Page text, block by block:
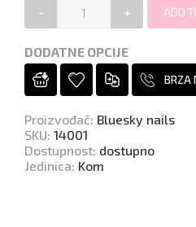
- +
DODATNE OPCIJE
BRZA
Proizvođač: Bluesky nails
SKU: 14001
Dostupnost: dostupno
Jedinica: Kom